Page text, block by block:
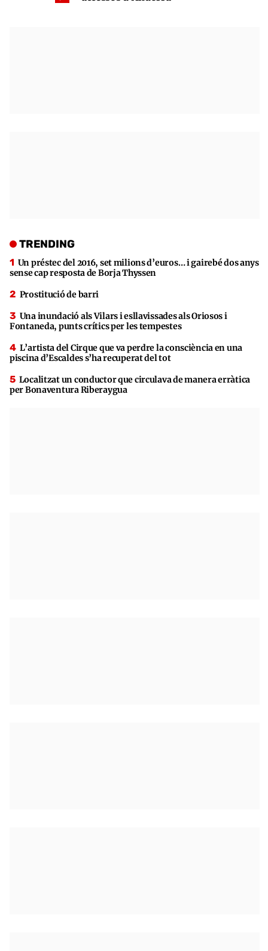
TRENDING
Un préstec del 2016, set milions d’euros… i gairebé dos anys
sense cap resposta de Borja Thyssen
Prostitució de barri
Una inundació als Vilars i esllavissades als Oriosos i
Fontaneda, punts crítics per les tempestes
L’artista del Cirque que va perdre la consciència en una
piscina d’Escaldes s’ha recuperat del tot
Localitzat un conductor que circulava de manera erràtica
per Bonaventura Riberaygua